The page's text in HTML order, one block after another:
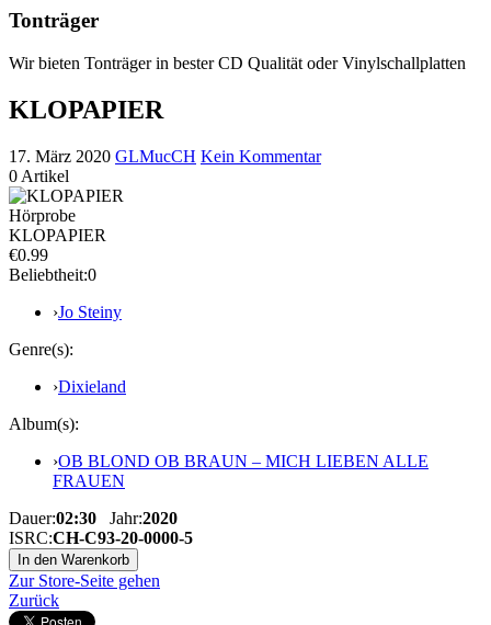
Tonträger
Wir bieten Tonträger in bester CD Qualität oder Vinylschallplatten
KLOPAPIER
17. März 2020 GLMucCH Kein Kommentar
0 Artikel
Hörprobe
KLOPAPIER
€0.99
Beliebtheit:0
›Jo Steiny
Genre(s):
›Dixieland
Album(s):
›OB BLOND OB BRAUN – MICH LIEBEN ALLE
FRAUEN
Dauer:02:30 Jahr:2020
ISRC:CH-C93-20-0000-5
Zur Store-Seite gehen
Zurück